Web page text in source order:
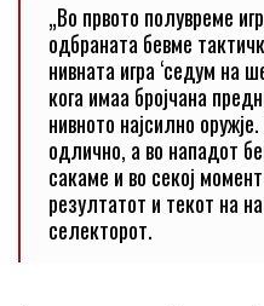
„Во првото полувреме
одбраната бевме
нивната игра ‘седум на
кога имаа бројчана
нивното најсилно
одлично, а во нападот
сакаме и во секој
резултатот и текот на
селекторот.